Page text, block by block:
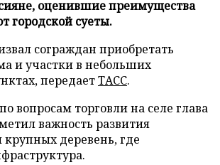
оценившие преимущества
городской суеты.
сограждан приобретать
и участки в небольших
передаетТАСС.
вопросам торговли на селе глава
важность развития
крупных деревень, где